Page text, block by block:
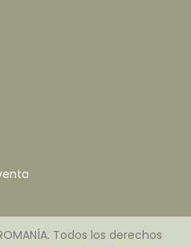
Todos los derechos